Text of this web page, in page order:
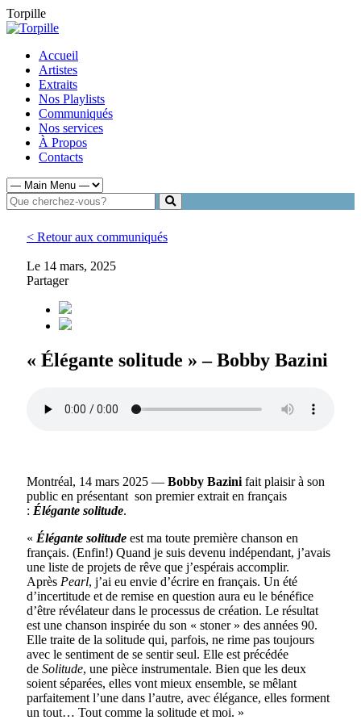
Torpille
Accueil
Artistes
Extraits
Nos Playlists
Communiqués
Nos services
À Propos
Contacts
< Retour aux communiqués
Le 14 mars, 2025
Partager
« Élégante solitude » – Bobby Bazini
Montréal, 14 mars 2025 — Bobby Bazini fait plaisir à son
public en présentant son premier extrait en français
: Élégante solitude.
« Élégante solitude est ma toute première chanson en
français. (Enfin!) Quand je suis devenu indépendant, j’avais
une liste de projets de rêve que j’espérais accomplir.
Après Pearl, j’ai eu envie d’écrire en français. Un été
d’incertitude et de remise en question aura eu le bénéfice
d’être révélateur dans le processus de création. Le résultat
est une chanson inspirée du son « stoner » des années 90.
Elle traite de la solitude qui, parfois, ne rime pas toujours
avec le sentiment de se sentir seul. Elle est précédée
de Solitude, une pièce instrumentale. Bien que les deux
soient séparées, elles vont mieux ensemble, se mêlant
parfaitement l’une dans l’autre, avec élégance, elles forment
un tout… Tout comme la solitude et moi. »